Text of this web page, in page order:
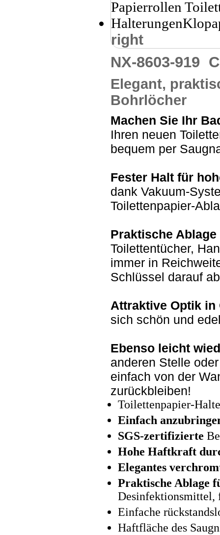
right
NX-8603-919
Elegant,
Bohrlöcher
Machen Sie Ihr
Ihren neuen
bequem per
Fester Halt für
dank Vakuum-
Toilettenpapier-
Praktische
Toilettentücher,
immer in
Schlüssel darauf
Attraktive Optik in
sich schön und
Ebenso leicht
anderen Stelle
einfach von der
zurückbleiben!
Toilettenpapier-
Einfach
SGS-zertifizierte
Hohe Haftkraft
Elegantes
Praktische Ablage
Desinfektionsmittel,
Einfache
Haftfläche des